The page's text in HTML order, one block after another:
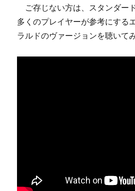
ご存じない方は、スタンダー
多くのプレイヤーが参考にする
ラルドのヴァージョンを聴いて